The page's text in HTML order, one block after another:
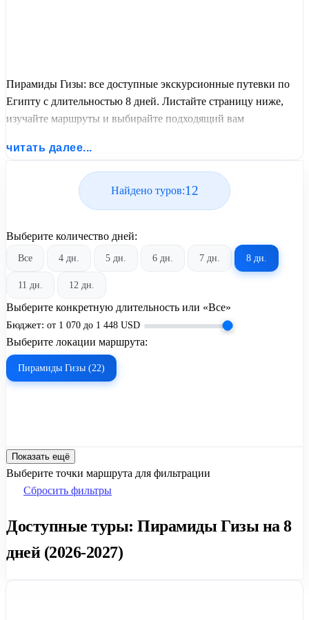
Пирамиды Гизы: все доступные экскурсионные путевки по
Египту с длительностью 8 дней. Листайте страницу ниже,
изучайте маршруты и выбирайте подходящий вам
United Travel Systems.
читать далее...
Найдено туров:12
Выберите количество дней:
Все 4 дн. 5 дн. 6 дн. 7 дн. 8 дн.
11 дн. 12 дн.
Выберите конкретную длительность или «Все»
Бюджет: от 1 070 до 1 448 USD
Выберите локации маршрута:
Пирамиды Гизы (22)
Показать ещё
Выберите точки маршрута для фильтрации
Сбросить фильтры
Доступные туры: Пирамиды Гизы на 8
дней (2026-2027)